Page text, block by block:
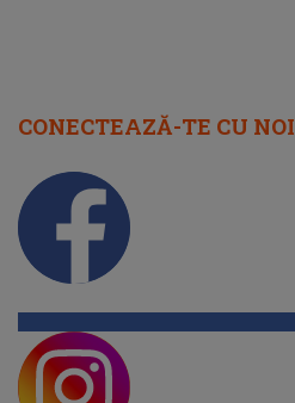
CONECTEAZĂ-TE CU NOI